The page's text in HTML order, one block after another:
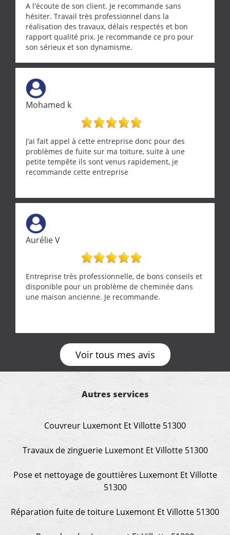
A l'écoute de son client. Je recommande sans
hésiter. Travail très professionnel dans la
réalisation des travaux, délais respectés et bon
rapport qualité prix. Je recommande ce pro pour
son sérieux et son dynamisme.
Mohamed k
J’ai fait appel à cette entreprise donc pour des
problèmes de fuite sur ma toiture, suite à une
petite tempête ils sont venus rapidement, je
recommande cette entreprise
Aurélie V
Entreprise très professionnelle, de bons conseils et
disponible pour un problème de cheminée dans
une maison ancienne. Je recommande.
Voir tous mes avis
Autres services
Couvreur Luxemont Et Villotte 51300
Travaux de zinguerie Luxemont Et Villotte 51300
Pose et nettoyage de gouttières Luxemont Et Villotte
51300
Réparation fuite de toiture Luxemont Et Villotte 51300